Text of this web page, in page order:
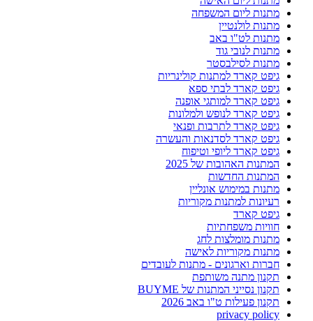
מתנות ליום המשפחה
מתנות לולנטיין
מתנות לט"ו באב
מתנות לנובי גוד
מתנות לסילבסטר
גיפט קארד למתנות קולינריות
גיפט קארד לבתי ספא
גיפט קארד למותגי אופנה
גיפט קארד לנופש ולמלונות
גיפט קארד לתרבות ופנאי
גיפט קארד לסדנאות והעשרה
גיפט קארד ליופי וטיפוח
המתנות האהובות של 2025
המתנות החדשות
מתנות במימוש אונליין
רעיונות למתנות מקוריות
גיפט קארד
חוויות משפחתיות
מתנות מומלצות לחג
מתנות מקוריות לאישה
חברות וארגונים - מתנות לעובדים
תקנון מתנה משותפת
תקנון נסייני המתנות של BUYME
תקנון פעילות ט"ו באב 2026
privacy policy